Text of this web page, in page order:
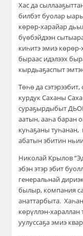
Хас да
билбэт буолар
көрөр-харайар
бүөбэйдээн
киһитэ эмиэ көрөр-
быраас идэлээх
кырдьаҕаспыт
Төһө да
курдук Саханы
сураҕырдыбыт
аатын, ааһа баран
куһаҕаны туһанан,
абатын эбитин
Николай Крылов
эбэн этэр эбит
генеральнай
былыр, компания
анаттарбыта.
көрүллэн-хараллан
уулуссаҕа эмиэ